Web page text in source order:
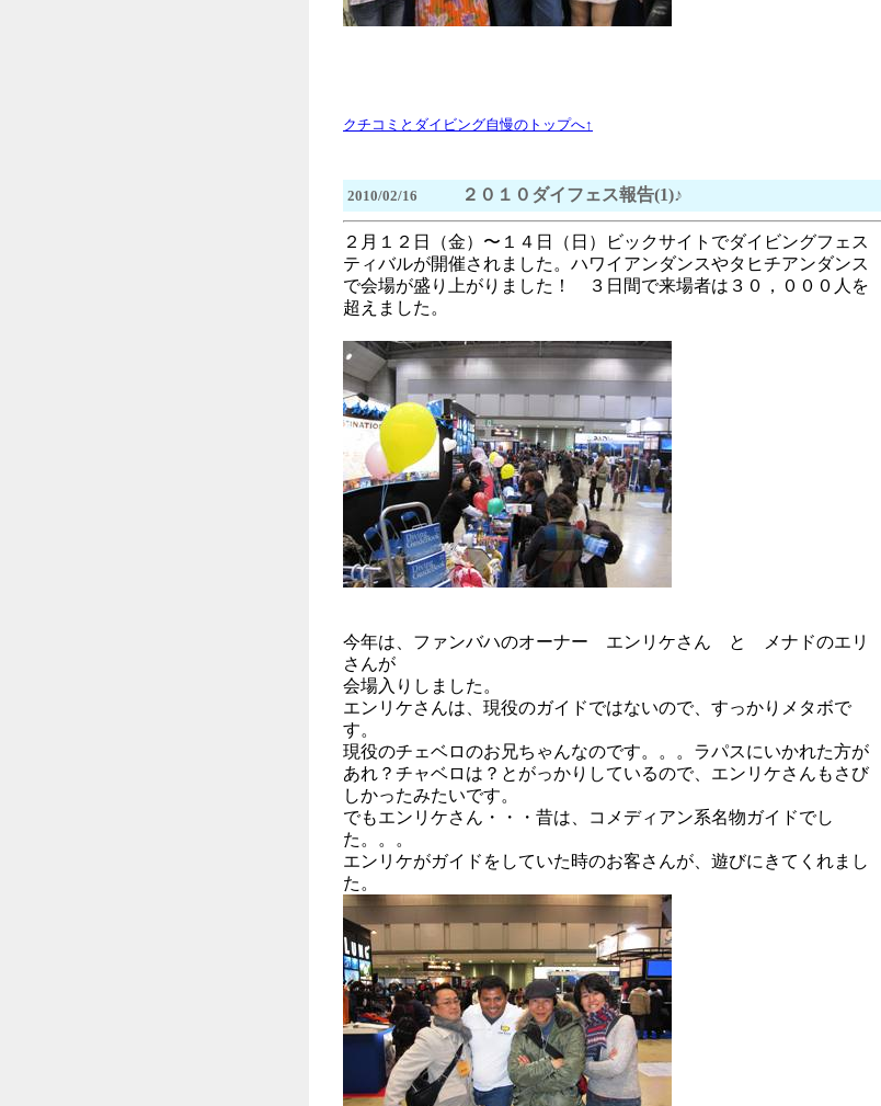
クチコミとダイビング自慢のトップへ↑
2010/02/16 ２０１０ダイフェス報告(1)♪
２月１２日（金）〜１４日（日）ビックサイトでダイビングフェス
ティバルが開催されました。ハワイアンダンスやタヒチアンダンス
で会場が盛り上がりました！ ３日間で来場者は３０，０００人を
超えました。
今年は、ファンバハのオーナー エンリケさん と メナドのエリ
さんが
会場入りしました。
エンリケさんは、現役のガイドではないので、すっかりメタボで
す。
現役のチェベロのお兄ちゃんなのです。。。ラパスにいかれた方が
あれ？チャベロは？とがっかりしているので、エンリケさんもさび
しかったみたいです。
でもエンリケさん・・・昔は、コメディアン系名物ガイドでし
た。。。
エンリケがガイドをしていた時のお客さんが、遊びにきてくれまし
た。